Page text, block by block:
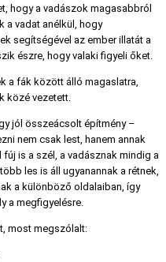
hogy a vadászok magasabbról
a vadat anélkül, hogy
segítségével az ember illatát a
észre, hogy valaki figyeli őket.
a fák között álló magaslatra,
közé vezetett.
jól összeácsolt építmény –
nem csak lest, hanem annak
fúj is a szél, a vadásznak mindig a
les is áll ugyanannak a rétnek,
a különböző oldalaiban, így
a megfigyelésre.
most megszólalt: